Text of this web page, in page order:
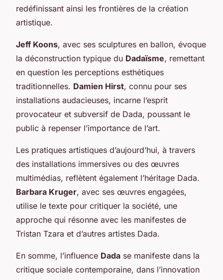
redéfinissant ainsi les frontières de la création
artistique.
Jeff Koons, avec ses sculptures en ballon, évoque
la déconstruction typique du Dadaïsme, remettant
en question les perceptions esthétiques
traditionnelles. Damien Hirst, connu pour ses
installations audacieuses, incarne l’esprit
provocateur et subversif de Dada, poussant le
public à repenser l’importance de l’art.
Les pratiques artistiques d’aujourd’hui, à travers
des installations immersives ou des œuvres
multimédias, reflètent également l’héritage Dada.
Barbara Kruger, avec ses œuvres engagées,
utilise le texte pour critiquer la société, une
approche qui résonne avec les manifestes de
Tristan Tzara et d’autres artistes Dada.
En somme, l’influence Dada se manifeste dans la
critique sociale contemporaine, dans l’innovation